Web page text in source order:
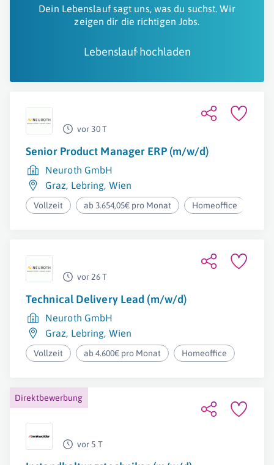
Dein Lebenslauf sagt uns, was du suchst. Wir
zeigen dir die richtigen Jobs.
Lebenslauf hochladen
vor 30 T
Senior Product Manager ERP (m/w/d)
Neuroth GmbH
Graz, Lebring, Wien
Vollzeit ab 3.654,05€ pro Monat Homeoffice
vor 26 T
Technical Delivery Lead (m/w/d)
Neuroth GmbH
Graz, Lebring, Wien
Vollzeit ab 4.600€ pro Monat Homeoffice
Direktbewerbung
vor 5 T